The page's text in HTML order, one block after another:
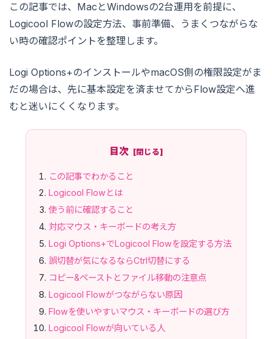
この記事では、MacとWindowsの2台運用を前提に、
Logicool Flowの設定方法、事前準備、うまくつながらな
い時の確認ポイントを整理します。
Logi Options+のインストールやmacOS側の権限設定がま
だの場合は、先に基本設定を済ませてからFlow設定へ進
むと迷いにくくなります。
目次
この記事でわかること
Logicool Flowとは
使う前に確認すること
対応マウス・キーボードの考え方
Logi Options+でLogicool Flowを設定する方法
誤切替が気になるならCtrl切替にする
コピー&ペーストとファイル移動の注意点
Logicool Flowがつながらない原因
Flowを使いやすいマウス・キーボードの選び方
Logicool Flowが向いている人